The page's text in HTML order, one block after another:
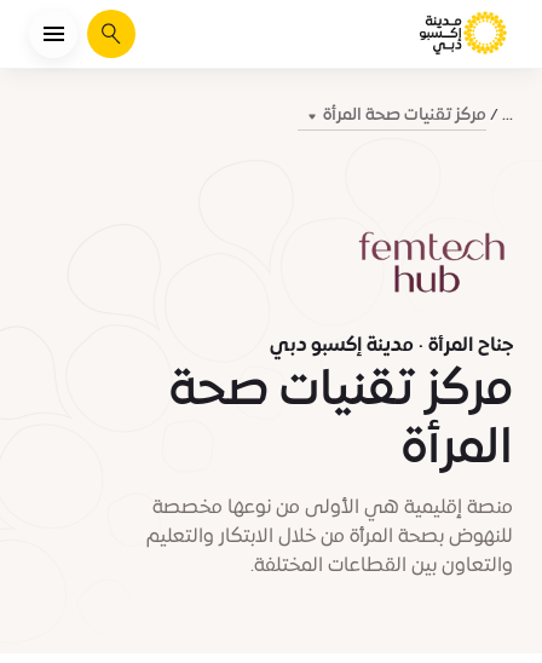
يبحث
... مركز تقنيات صحة المرأة
جناح المرأة · مدينة إكسبو دبي
مركز تقنيات صحة
المرأة
منصة إقليمية هي الأولى من نوعها مخصصة
للنهوض بصحة المرأة من خلال الابتكار والتعليم
والتعاون بين القطاعات المختلفة.